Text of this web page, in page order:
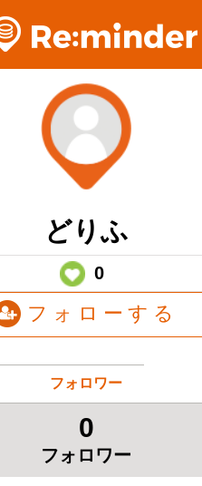
どりふ
0
フォローする
フォロワー
0
フォロワー